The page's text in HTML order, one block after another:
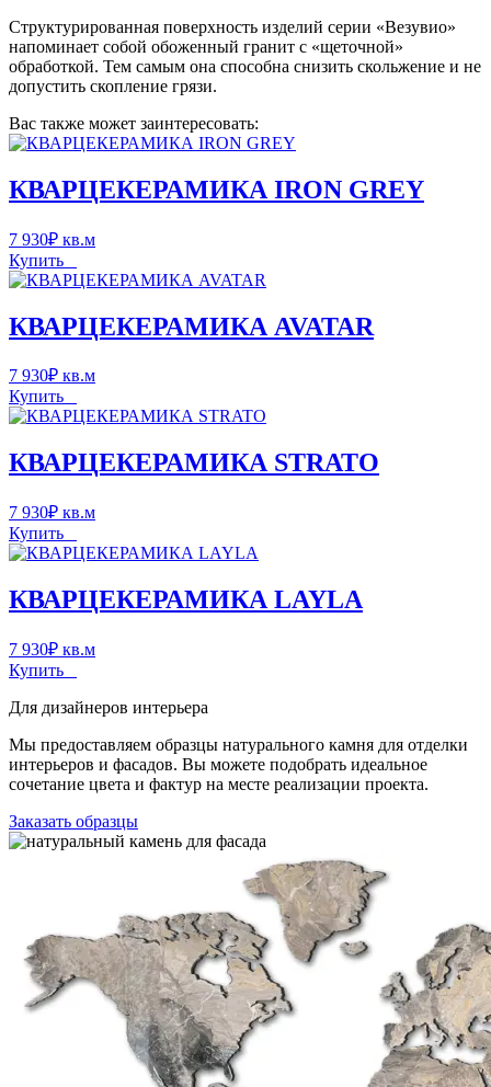
Структурированная поверхность изделий серии «Везувио»
напоминает собой обоженный гранит с «щеточной»
обработкой. Тем самым она способна снизить скольжение и не
допустить скопление грязи.
Вас также может заинтересовать:
КВАРЦЕКЕРАМИКА IRON GREY
7 930₽ кв.м
Купить
КВАРЦЕКЕРАМИКА AVATAR
7 930₽ кв.м
Купить
КВАРЦЕКЕРАМИКА STRATO
7 930₽ кв.м
Купить
КВАРЦЕКЕРАМИКА LAYLA
7 930₽ кв.м
Купить
Для дизайнеров интерьера
Мы предоставляем образцы натурального камня для отделки
интерьеров и фасадов. Вы можете подобрать идеальное
сочетание цвета и фактур на месте реализации проекта.
Заказать образцы